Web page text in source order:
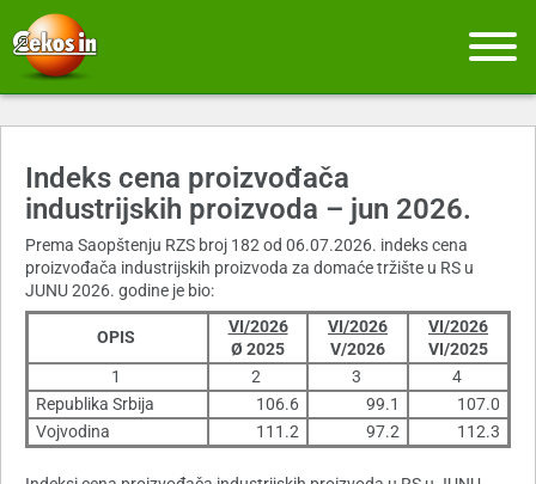
Indeks cena proizvođača
industrijskih proizvoda – jun 2026.
Prema Saopštenju RZS broj 182 od 06.07.2026. indeks cena
proizvođača industrijskih proizvoda za domaće tržište u RS u
JUNU 2026. godine je bio:
OPIS
VI/2026
Ø 2025
VI/2026
V/2026
VI/2026
VI/2025
1
2 3
4
Republika Srbija
106.6 99.1
107.0
Vojvodina
111.2 97.2 112.3